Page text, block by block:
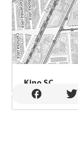
Kino SC
Kino SC , Zagreb